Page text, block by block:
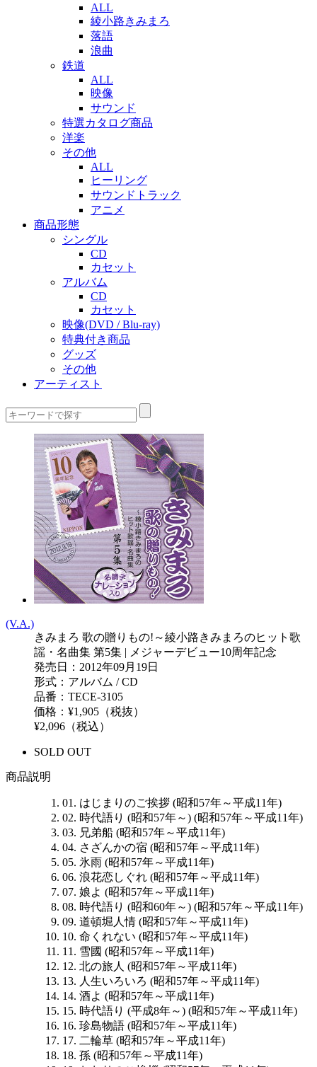
ALL
綾小路きみまろ
落語
浪曲
鉄道
ALL
映像
サウンド
特選カタログ商品
洋楽
その他
ALL
ヒーリング
サウンドトラック
アニメ
商品形態
シングル
CD
カセット
アルバム
CD
カセット
映像(DVD / Blu-ray)
特典付き商品
グッズ
その他
アーティスト
(V.A.)
きみまろ 歌の贈りもの!～綾小路きみまろのヒット歌
謡・名曲集 第5集 | メジャーデビュー10周年記念
発売日：2012年09月19日
形式：アルバム / CD
品番：TECE-3105
価格：¥1,905（税抜）
¥2,096（税込）
SOLD OUT
商品説明
01. はじまりのご挨拶 (昭和57年～平成11年)
02. 時代語り (昭和57年～) (昭和57年～平成11年)
03. 兄弟船 (昭和57年～平成11年)
04. さざんかの宿 (昭和57年～平成11年)
05. 氷雨 (昭和57年～平成11年)
06. 浪花恋しぐれ (昭和57年～平成11年)
07. 娘よ (昭和57年～平成11年)
08. 時代語り (昭和60年～) (昭和57年～平成11年)
09. 道頓堀人情 (昭和57年～平成11年)
10. 命くれない (昭和57年～平成11年)
11. 雪國 (昭和57年～平成11年)
12. 北の旅人 (昭和57年～平成11年)
13. 人生いろいろ (昭和57年～平成11年)
14. 酒よ (昭和57年～平成11年)
15. 時代語り (平成8年～) (昭和57年～平成11年)
16. 珍島物語 (昭和57年～平成11年)
17. 二輪草 (昭和57年～平成11年)
18. 孫 (昭和57年～平成11年)